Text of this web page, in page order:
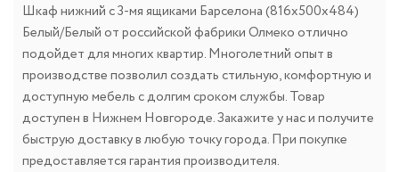
Шкаф нижний с 3-мя ящиками Барселона (816х500х484)
Белый/Белый от российской фабрики Олмеко отлично
подойдет для многих квартир. Многолетний опыт в
производстве позволил создать стильную, комфортную и
доступную мебель с долгим сроком службы. Товар
доступен в Нижнем Новгороде. Закажите у нас и получите
быструю доставку в любую точку города. При покупке
предоставляется гарантия производителя.